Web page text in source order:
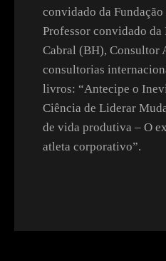
convidado da
Professor convidado da
Cabral (BH), Consultor
consultorias
livros: “Antecipe o
Ciência de Liderar
de vida produtiva – O
atleta corporativo”.